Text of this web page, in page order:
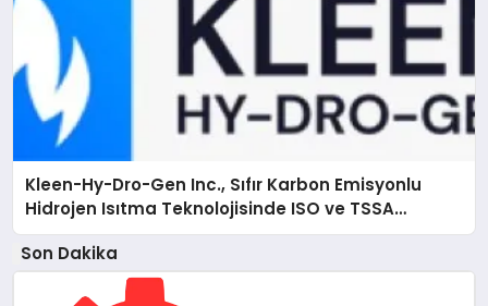
Kleen-Hy-Dro-Gen Inc., Sıfır Karbon Emisyonlu
Hidrojen Isıtma Teknolojisinde ISO ve TSSA
Düzenleyici Onaylarını Aldı
Son Dakika